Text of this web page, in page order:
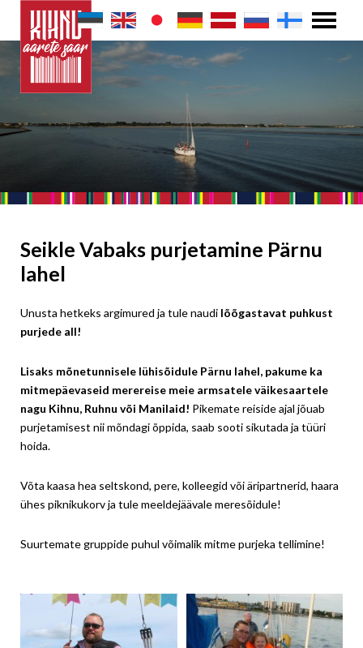
Seikle Vabaks purjetamine Pärnu
lahel
Unusta hetkeks argimured ja tule naudi lõõgastavat puhkust
purjede all!
Lisaks mõnetunnisele lühisõidule Pärnu lahel, pakume ka
mitmepäevaseid merereise meie armsatele väikesaartele
nagu Kihnu, Ruhnu või Manilaid! Pikemate reiside ajal jõuab
purjetamisest nii mõndagi õppida, saab sooti sikutada ja tüüri
hoida.
Võta kaasa hea seltskond, pere, kolleegid või äripartnerid, haara
ühes piknikukorv ja tule meeldejäävale meresõidule!
Suurtemate gruppide puhul võimalik mitme purjeka tellimine!